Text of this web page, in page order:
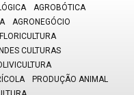
AGROBÓTICA
AGRONEGÓCIO
FLORICULTURA
CULTURAS
PRODUÇÃO ANIMAL